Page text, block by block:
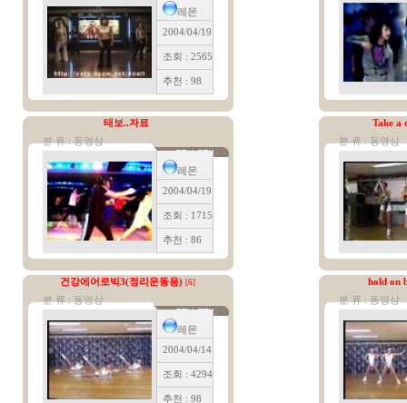
레몬
2004/04/19
조회 : 2565
추천 : 98
태보..자료
분 류 : 동영상
레몬
2004/04/19
조회 : 1715
추천 : 86
Take a
분 류 : 동영상
건강에어로빅3(정리운동용) [6]
분 류 : 동영상
레몬
2004/04/14
조회 : 4294
추천 : 98
hold on
분 류 : 동영상